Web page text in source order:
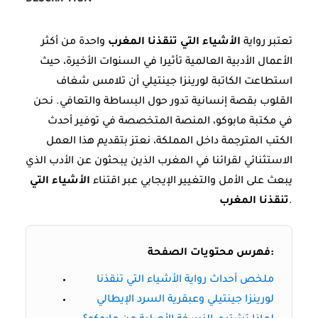
تعتبر رواية الأشياء التي تنقذنا المغرب واحدة من أكثر
الأعمال الأدبية العالمية تأثيرا في السنوات الأخيرة، حيث
استطاعت الكاتبة لورينزا جينتيلي أن تلامس شغاف
القلوب بقصة إنسانية تدور حول البساطة والتعافي. نحن
في مكتبة مابوكو، المنصة المتخصصة في توفير أحدث
الكتب المترجمة داخل المملكة، نعتز بتقديم هذا العمل
الاستثنائي لقرائنا في المغرب الذين يبحثون عن الأدب الذي
يبعث على الأمل والتغيير الإيجابي عبر اقتناء الأشياء التي
تنقذنا المغرب.
فهرس محتويات الصفحة:
ملخص أحداث رواية الأشياء التي تنقذنا
لورينزا جينتيلي وعبقرية السرد الإيطالي